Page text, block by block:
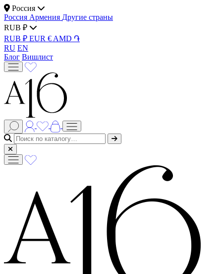
Россия
Россия Армения Другие страны
RUB ₽
RUB ₽ EUR € AMD ֏
RU EN
Блог Вишлист